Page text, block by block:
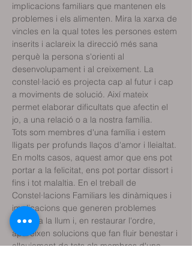
implicacions familiars que mantenen els
problemes i els alimenten. Mira la xarxa de
vincles en la qual totes les persones estem
inserits i aclareix la direcció més sana
perquè la persona s'orienti al
desenvolupament i al creixement. La
constel·lació es projecta cap al futur i cap
a moviments de solució. Així mateix
permet elaborar dificultats que afectin el
jo, a una relació o a la nostra família.
Tots som membres d'una família i estem
lligats per profunds llaços d'amor i lleialtat.
En molts casos, aquest amor que ens pot
portar a la felicitat, ens pot portar dissort i
fins i tot malaltia. En el treball de
Constel·lacions Familiars les dinàmiques i
implicacions que generen problemes
surten a la llum i, en restaurar l'ordre,
apareixen solucions que fan fluir benestar i
alleujament de tots els membres d'una